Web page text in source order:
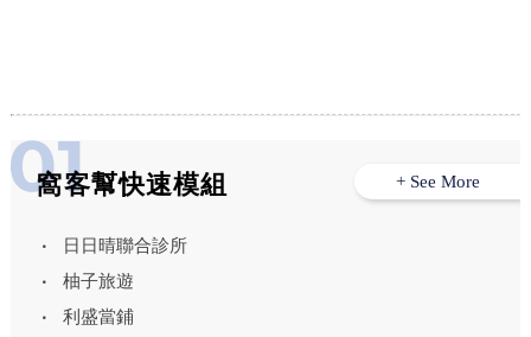
窩客幫快速模組
日日晴聯合診所
柚子旅遊
利盛當鋪
+ See More